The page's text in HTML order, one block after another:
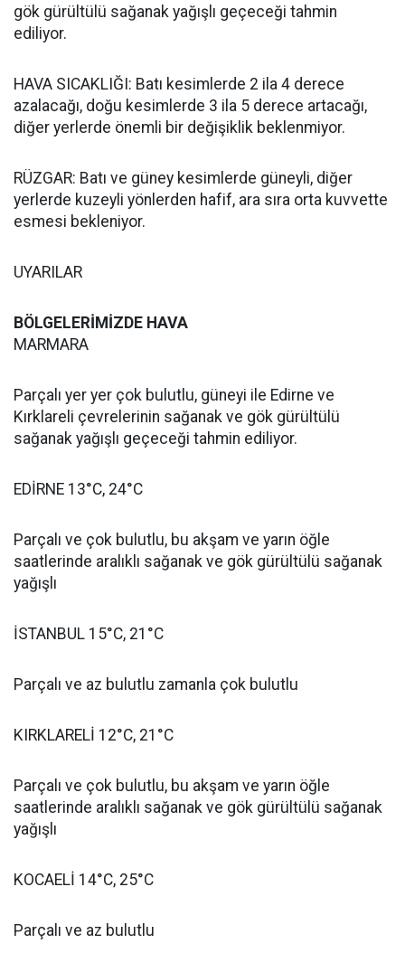
gök gürültülü sağanak yağışlı geçeceği tahmin
ediliyor.
HAVA SICAKLIĞI: Batı kesimlerde 2 ila 4 derece
azalacağı, doğu kesimlerde 3 ila 5 derece artacağı,
diğer yerlerde önemli bir değişiklik beklenmiyor.
RÜZGAR: Batı ve güney kesimlerde güneyli, diğer
yerlerde kuzeyli yönlerden hafif, ara sıra orta kuvvette
esmesi bekleniyor.
UYARILAR
BÖLGELERİMİZDE HAVA
MARMARA
Parçalı yer yer çok bulutlu, güneyi ile Edirne ve
Kırklareli çevrelerinin sağanak ve gök gürültülü
sağanak yağışlı geçeceği tahmin ediliyor.
EDİRNE 13°C, 24°C
Parçalı ve çok bulutlu, bu akşam ve yarın öğle
saatlerinde aralıklı sağanak ve gök gürültülü sağanak
yağışlı
İSTANBUL 15°C, 21°C
Parçalı ve az bulutlu zamanla çok bulutlu
KIRKLARELİ 12°C, 21°C
Parçalı ve çok bulutlu, bu akşam ve yarın öğle
saatlerinde aralıklı sağanak ve gök gürültülü sağanak
yağışlı
KOCAELİ 14°C, 25°C
Parçalı ve az bulutlu